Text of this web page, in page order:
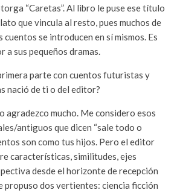
“Caretas”. Al libro le puse ese título
que vincula al resto, pues muchos de
cuentos se introducen en sí mismos. Es
a sus pequeños dramas.
parte con cuentos futuristas y
nació de ti o del editor?
agradezco mucho. Me considero esos
antiguos que dicen “sale todo o
son como tus hijos. Pero el editor
características, similitudes, ejes
desde el horizonte de recepción
propuso dos vertientes: ciencia ficción